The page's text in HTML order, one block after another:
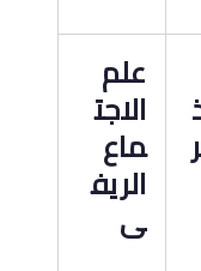
علم
الاجت
ماع
الريف
ى